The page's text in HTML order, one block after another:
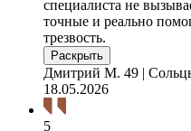
специалиста не
точные и реально
трезвость.
Раскрыть
Дмитрий М. 49 |
18.05.2026
5